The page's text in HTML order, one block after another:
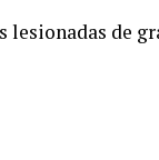
lesionadas de